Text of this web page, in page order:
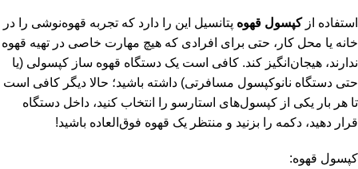
استفاده ازکپسول قهوه پتانسیل این را دارد که تجربه قهوه‌نوشی را در
خانه یا محل کار، حتی برای افرادی که هیچ مهارت خاصی در تهیه قهوه
ندارند، هیجان‌انگیز کند. کافی است یک دستگاه قهوه ساز کپسولی (یا
حتی دستگاه نانوکپسول مسافرتی) داشته باشید؛ حالا دیگر کافی است
تا هر بار یکی از کپسول‌های استارسو را انتخاب کنید، داخل دستگاه
قرار دهید، دکمه را بزنید و منتظر یک قهوه فوق‌العاده باشید!
کپسول قهوه: